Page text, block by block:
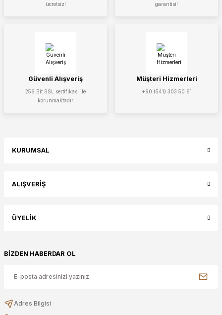
ücretsiz!
garantisi!
Güvenli Alışveriş
256 Bit SSL sertifikası ile
korunmaktadır
Müşteri Hizmerleri
+90 (541) 303 50 61
BİZDEN HABERDAR OL
Adres Bilgisi
KURUMSAL
ALIŞVERİŞ
ÜYELİK